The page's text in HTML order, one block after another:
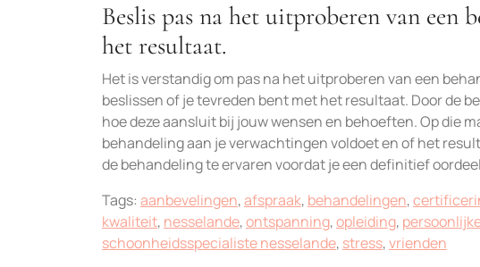
Beslis pas na het uitproberen van een
het resultaat.
Het is verstandig om pas na het uitproberen van een
beslissen of je tevreden bent met het resultaat. Door de
hoe deze aansluit bij jouw wensen en behoeften. Op die
behandeling aan je verwachtingen voldoet en of het
de behandeling te ervaren voordat je een definitief
Tags: aanbevelingen,afspraak, behandelingen,
kwaliteit, nesselande,ontspanning,opleiding,
schoonheidsspecialiste nesselande, stress,vrienden